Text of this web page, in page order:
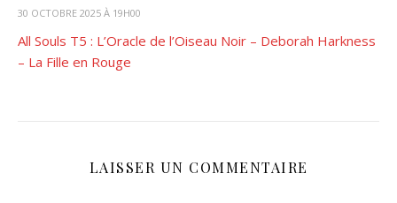
30 OCTOBRE 2025 À 19H00
All Souls T5 : L’Oracle de l’Oiseau Noir – Deborah Harkness
– La Fille en Rouge
LAISSER UN COMMENTAIRE